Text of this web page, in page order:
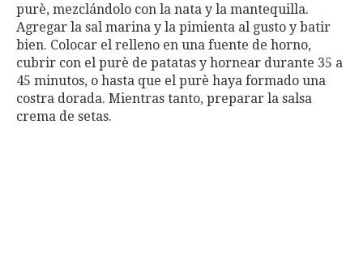
purè, mezclándolo con la nata y la mantequilla.
Agregar la sal marina y la pimienta al gusto y batir
bien. Colocar el relleno en una fuente de horno,
cubrir con el purè de patatas y hornear durante 35 a
45 minutos, o hasta que el purè haya formado una
costra dorada. Mientras tanto, preparar la salsa
crema de setas.